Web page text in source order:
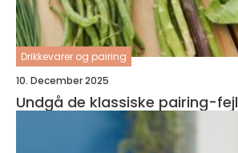
Drikkevarer og pairing
10. December 2025
Undgå de klassiske pairing-fejl